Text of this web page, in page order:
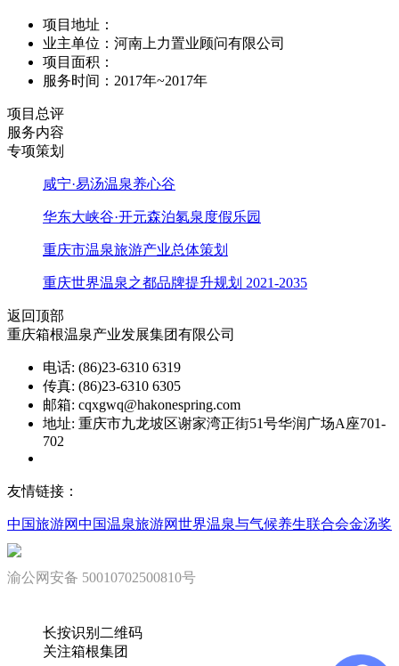
项目地址：
业主单位：河南上力置业顾问有限公司
项目面积：
服务时间：2017年~2017年
项目总评
服务内容
专项策划
咸宁·易汤温泉养心谷
华东大峡谷·开元森泊氡泉度假乐园
重庆市温泉旅游产业总体策划
重庆世界温泉之都品牌提升规划 2021-2035
返回顶部
重庆箱根温泉产业发展集团有限公司
电话: (86)23-6310 6319
传真: (86)23-6310 6305
邮箱: cqxgwq@hakonespring.com
地址: 重庆市九龙坡区谢家湾正街51号华润广场A座701-
702
友情链接：
中国旅游网中国温泉旅游网世界温泉与气候养生联合会金汤奖
渝公网安备 50010702500810号
长按识别二维码
关注箱根集团